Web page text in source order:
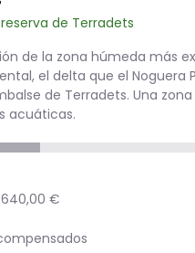
de Terradets
de la zona húmeda más
el delta que el Noguera
de Terradets. Una
acuáticas.
€